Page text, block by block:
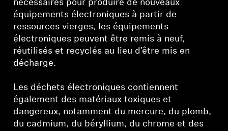
Innovations
Sound Space
Support
Professionnel
nécessaires pour produire de nouveaux
équipements électroniques à partir de
ressources vierges, les équipements
électroniques peuvent être remis à neuf,
réutilisés et recyclés au lieu d'être mis en
décharge.
Les déchets électroniques contiennent
également des matériaux toxiques et
dangereux, notamment du mercure, du plomb,
du cadmium, du béryllium, du chrome et des